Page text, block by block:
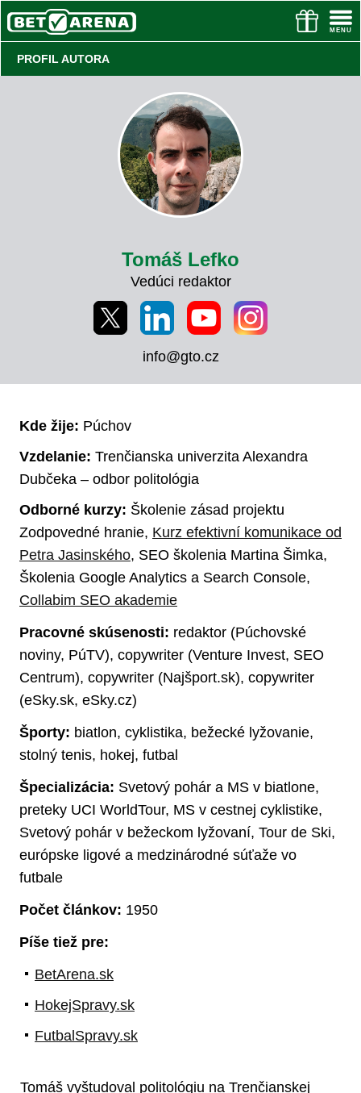
PROFIL AUTORA
Tomáš Lefko
Vedúci redaktor
info@gto.cz
Kde žije: Púchov
Vzdelanie: Trenčianska univerzita Alexandra
Dubčeka – odbor politológia
Odborné kurzy: Školenie zásad projektu
Zodpovedné hranie, Kurz efektivní komunikace od
Petra Jasinského, SEO školenia Martina Šimka,
Školenia Google Analytics a Search Console,
Collabim SEO akademie
Pracovné skúsenosti: redaktor (Púchovské
noviny, PúTV), copywriter (Venture Invest, SEO
Centrum), copywriter (Najšport.sk), copywriter
(eSky.sk, eSky.cz)
Športy: biatlon, cyklistika, bežecké lyžovanie,
stolný tenis, hokej, futbal
Špecializácia: Svetový pohár a MS v biatlone,
preteky UCI WorldTour, MS v cestnej cyklistike,
Svetový pohár v bežeckom lyžovaní, Tour de Ski,
európske ligové a medzinárodné súťaže vo
futbale
Počet článkov: 1950
Píše tiež pre:
BetArena.sk
HokejSpravy.sk
FutbalSpravy.sk
Tomáš vyštudoval politológiu na Trenčianskej